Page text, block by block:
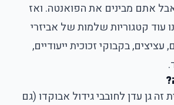
אתם מבינים את הפואנטה. ואז
עוד קטגוריות שלמות של אביזרי
עציצים, בקבוקי זכוכית ייעודיים,
גן עדן לחובבי גידול אבוקדו (גם